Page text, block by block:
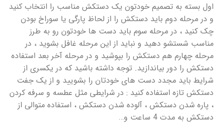
اول بسته به تصمیم خودتون یک دستکش مناسب را انتخاب کنید
و در مرحله دوم باید دستکش را از لحاظ پارگی یا سوراخ بودن
چک کنید ، در مرحله سوم باید دست ها خودتون رو به طرز
مناسب شستشو دهید و نباید از این مرحله غافل بشوید ، در
مرحله چهارم هم دستکش را بپوشید و در مرحله آخر بعد استفاده
دستکش را دور بیاندازید. توجه داشته باشید که در یکسری از
شرایط باید مجدد دست های خودتان را بشویید و از یک جفت
دستکش تازه استفاده کنید : در شرایطی مثل عطسه و سرفه کردن
، پاره شدن دستکش ، آلوده شدن دستکش ، استفاده متوالی از
دستکش به مدت 4 ساعت و…